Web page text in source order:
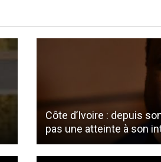
Côte d’Ivoire : depuis
pas une atteinte à son